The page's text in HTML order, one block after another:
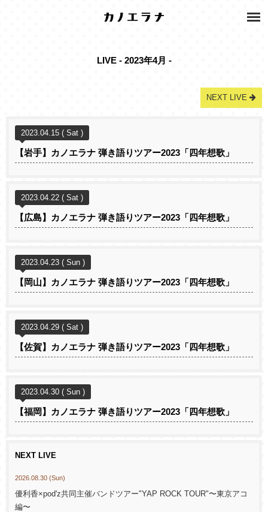
LIVE - 2023年4月 -
NEXT LIVE
2023.04.15 ( Sat )
【岩手】カノエラナ 弾き語りツアー2023「四年想歌」
2023.04.22 ( Sat )
【広島】カノエラナ 弾き語りツアー2023「四年想歌」
2023.04.23 ( Sun )
【岡山】カノエラナ 弾き語りツアー2023「四年想歌」
2023.04.29 ( Sat )
【佐賀】カノエラナ 弾き語りツアー2023「四年想歌」
2023.04.30 ( Sun )
【福岡】カノエラナ 弾き語りツアー2023「四年想歌」
NEXT LIVE
2026.08.30 (Sun)
優利香×pod'z共同主催バンドツアー"YAP ROCK TOUR"〜東京アコ
編〜